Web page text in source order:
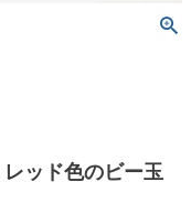
レッド色のビー玉